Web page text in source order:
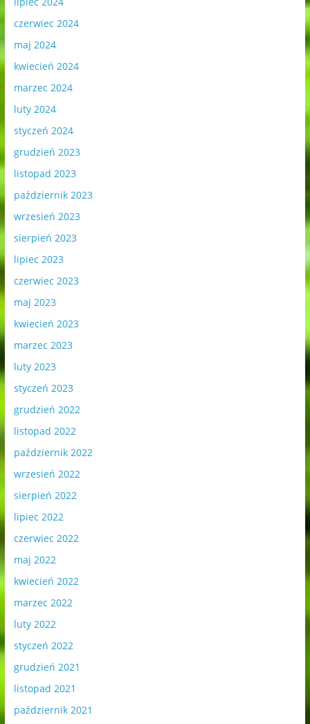
czerwiec 2024
maj 2024
kwiecień 2024
marzec 2024
luty 2024
styczeń 2024
grudzień 2023
listopad 2023
październik 2023
wrzesień 2023
sierpień 2023
lipiec 2023
czerwiec 2023
maj 2023
kwiecień 2023
marzec 2023
luty 2023
styczeń 2023
grudzień 2022
listopad 2022
październik 2022
wrzesień 2022
sierpień 2022
lipiec 2022
czerwiec 2022
maj 2022
kwiecień 2022
marzec 2022
luty 2022
styczeń 2022
grudzień 2021
listopad 2021
październik 2021